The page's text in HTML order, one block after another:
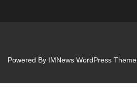
Powered By IMNews WordPress Theme